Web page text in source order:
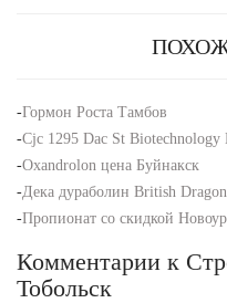
-Гормон Роста Тамбов
-Cjc 1295 Dac St Biotechnology
-Oxandrolon цена Буйнакск
-Дека дураболин British
-Пропионат со скидкой
Комментарии к
Тобольск